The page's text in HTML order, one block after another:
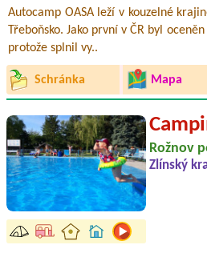
Autocamp OASA leží v kouzelné
Třeboňsko. Jako první v ČR byl
protože splnil vy..
Schránka Mapa
Rožnov
Zlínský